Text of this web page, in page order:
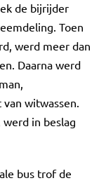
de bijrijder
Toen
werd meer dan
Daarna werd
witwassen.
in beslag
bus trof de